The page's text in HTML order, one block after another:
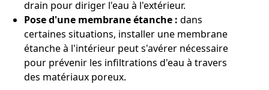
drain pour diriger l'eau à l'extérieur.
Pose d'une membrane étanche : dans
certaines situations, installer une membrane
étanche à l'intérieur peut s'avérer nécessaire
pour prévenir les infiltrations d'eau à travers
des matériaux poreux.